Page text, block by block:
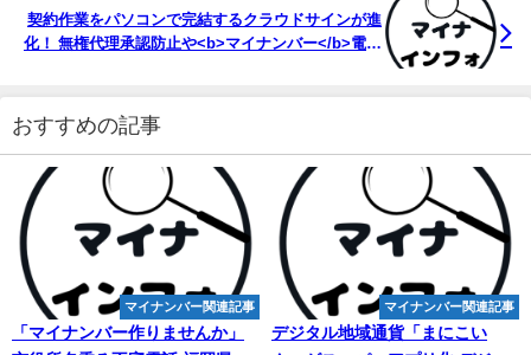
契約作業をパソコンで完結するクラウドサインが進
化！ 無権代理承認防止や<b>マイナンバー</b>電子
おすすめの記事
マイナンバー関連記事
「マイナンバー作りませんか」
マイナンバー関連記事
デジタル地域通貨「まにこい